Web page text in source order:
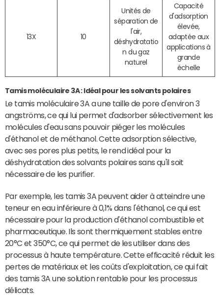
13X 10
Unités de
séparation de
l'air,
déshydratatio
n du gaz
naturel
Capacité
d'adsorption
élevée,
adaptée aux
applications à
grande
échelle
Tamis moléculaire 3A : Idéal pour les solvants polaires
Le tamis moléculaire 3A a une taille de pore d'environ 3
angströms, ce qui lui permet d'adsorber sélectivement les
molécules d'eau sans pouvoir piéger les molécules
d'éthanol et de méthanol. Cette adsorption sélective,
avec ses pores plus petits, le rend idéal pour la
déshydratation des solvants polaires sans qu'il soit
nécessaire de les purifier.
Par exemple, les tamis 3A peuvent aider à atteindre une
teneur en eau inférieure à 0,1% dans l'éthanol, ce qui est
nécessaire pour la production d'éthanol combustible et
pharmaceutique. Ils sont thermiquement stables entre
20°C et 350°C, ce qui permet de les utiliser dans des
processus à haute température. Cette efficacité réduit les
pertes de matériaux et les coûts d'exploitation, ce qui fait
des tamis 3A une solution rentable pour les processus
délicats.